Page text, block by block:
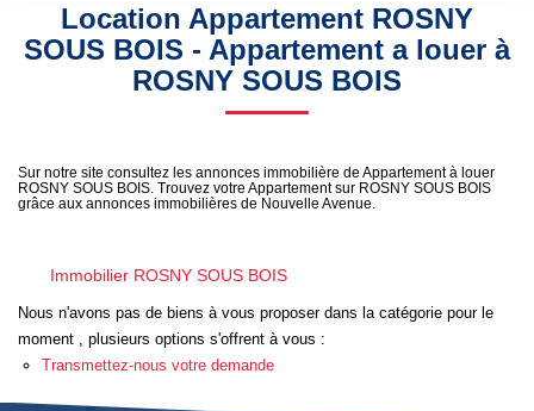
ACHETER
ESTIMATION
Qui Sommes-Nous ?
Surface min Budget max
Plus de critères Créer une alerte
Location Appartement ROSNY
SOUS BOIS - Appartement a louer à
ROSNY SOUS BOIS
Sur notre site consultez les annonces immobilière de Appartement à louer
ROSNY SOUS BOIS. Trouvez votre Appartement sur ROSNY SOUS BOIS
grâce aux annonces immobilières de Nouvelle Avenue.
Immobilier ROSNY SOUS BOIS
Nous n'avons pas de biens à vous proposer dans la catégorie pour le
moment , plusieurs options s'offrent à vous :
Transmettez-nous votre demande